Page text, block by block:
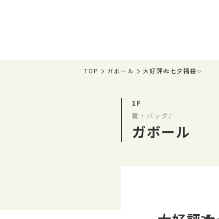
TOP ガボール 大好評🎋七夕福袋✨
1F
靴・バッグ/
ガボール